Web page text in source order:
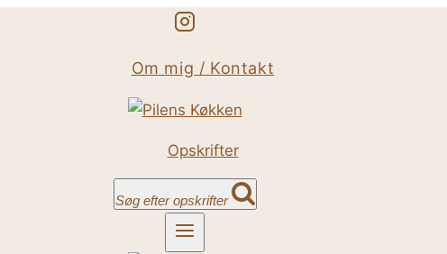
Om mig / Kontakt
Opskrifter
Søg efter opskrifter